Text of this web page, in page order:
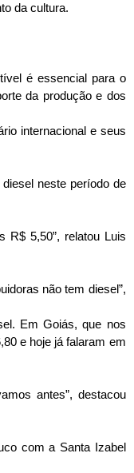
da cultura.
é essencial para o
da produção e dos
internacional e seus
neste período de
R$ 5,50”, relatou Luis
não tem diesel”,
Em Goiás, que nos
e hoje já falaram em
antes”, destacou
com a Santa Izabel